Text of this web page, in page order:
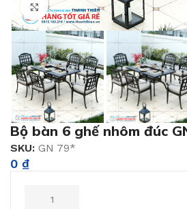
Click to enlarge
Bộ bàn 6 ghế nhôm đúc
SKU: GN 79*
0 ₫